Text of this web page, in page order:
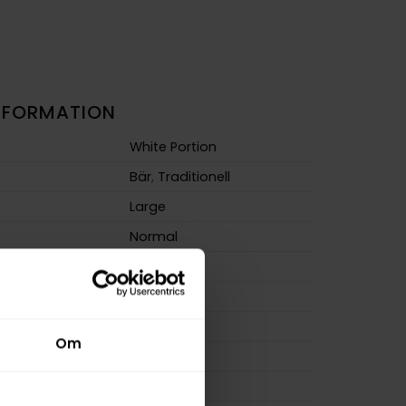
Om
White Portion
Bär, Traditionell
Large
Normal
10,0 mg/g
10,0 mg